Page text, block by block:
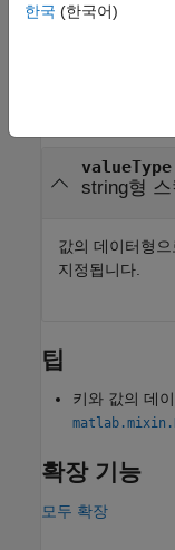
valueType
string형
값의 데이터형
지정됩니다.
팁
키와 값의 데
확장 기능
모두 확장
한국 (한국어)